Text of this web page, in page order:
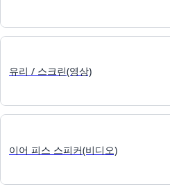
유리 / 스크린(영상)
이어 피스 스피커(비디오)